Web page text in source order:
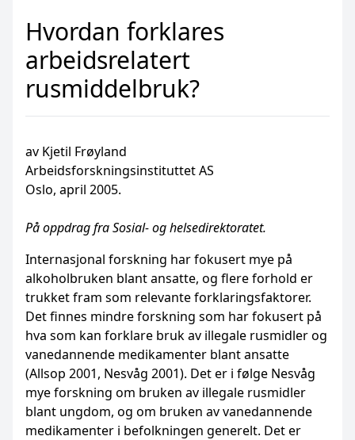
Hvordan forklares
arbeidsrelatert
rusmiddelbruk?
av Kjetil Frøyland
Arbeidsforskningsinstituttet AS
Oslo, april 2005.
På oppdrag fra Sosial- og helsedirektoratet.
Internasjonal forskning har fokusert mye på
alkoholbruken blant ansatte, og flere forhold er
trukket fram som relevante forklaringsfaktorer.
Det finnes mindre forskning som har fokusert på
hva som kan forklare bruk av illegale rusmidler og
vanedannende medikamenter blant ansatte
(Allsop 2001, Nesvåg 2001). Det er i følge Nesvåg
mye forskning om bruken av ille­gale rusmidler
blant ungdom, og om bruken av vanedannende
medikamenter i befolkningen gene­relt. Det er